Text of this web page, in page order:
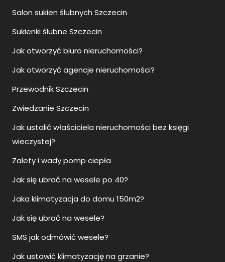
Salon sukien ślubnych Szczecin
Sukienki ślubne Szczecin
Jak otworzyć biuro nieruchomości?
Jak otworzyć agencje nieruchomości?
Przewodnik Szczecin
Zwiedzanie Szczecin
Jak ustalić właściciela nieruchomości bez księgi
wieczystej?
Zalety i wady pomp ciepła
Jak się ubrać na wesele po 40?
Jaka klimatyzacja do domu 150m2?
Jak się ubrać na wesele?
SMS jak odmówić wesele?
Jak ustawić klimatyzację na grzanie?